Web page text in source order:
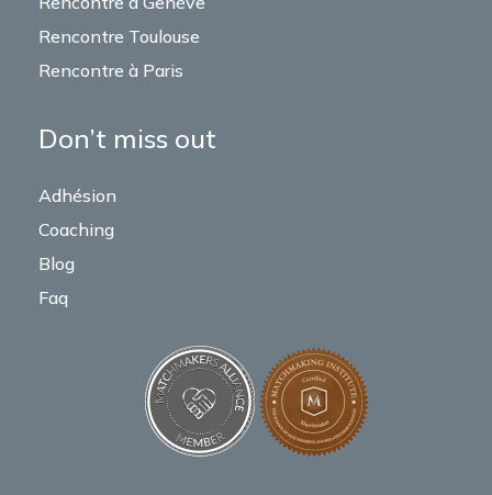
Rencontre Toulouse
Rencontre à Paris
Don’t miss out
Adhésion
Coaching
Blog
Faq